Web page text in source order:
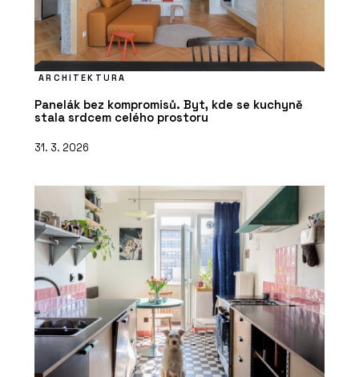
ARCHITEKTURA
Panelák bez kompromisů. Byt, kde se kuchyně
stala srdcem celého prostoru
31. 3. 2026